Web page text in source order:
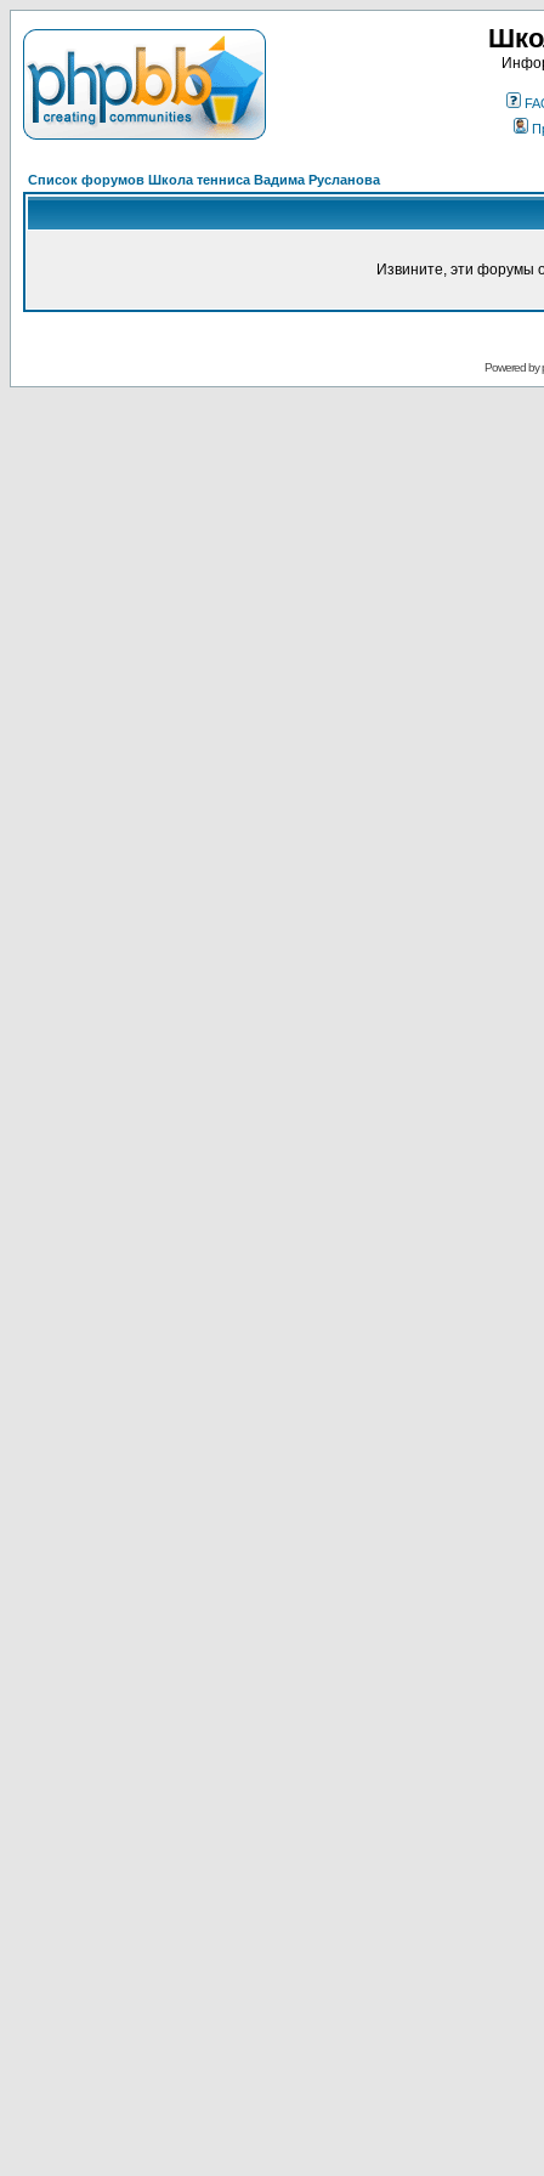
Список форумов Школа тенниса Вадима Русланова
Извините, эти форумы
Powered by